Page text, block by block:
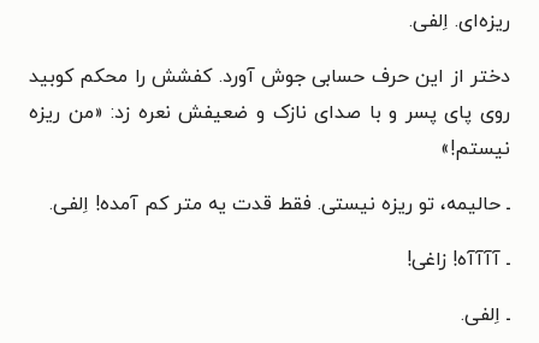
ریزه‌ای. اِلفی.
دختر از این حرف حسابی جوش آورد. کفشش را محکم کوبید
روی پای پسر و با صدای نازک و ضعیفش نعره زد: «من ریزه
نیستم!»
ـ حالیمه، تو ریزه نیستی. فقط قدت یه متر کم آمده! اِلفی.
ـ آآآآه! زاغی!
ـ اِلفی.